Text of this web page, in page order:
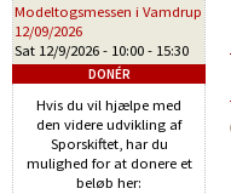
Modeltogsmessen i Vamdrup
12/09/2026
Sat 12/9/2026 - 10:00 - 15:30
DONÉR
Hvis du vil hjælpe med
den videre udvikling af
Sporskiftet, har du
mulighed for at donere et
beløb her: